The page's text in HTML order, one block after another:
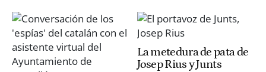
La metedura de pata de
Josep Rius y Junts